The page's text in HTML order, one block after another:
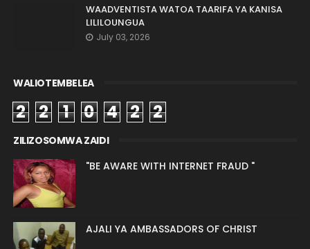
WAADVENTISTA WATOA TAARIFA YA KANISA
LILILOUNGUA
July 03, 2026
WALIOTEMBELEA
2 2 1 0 4 2 2
ZILIZOSOMWA ZAIDI
"BE AWARE WITH INTERNET FRAUD "
AJALI YA AMBASSADORS OF CHRIST